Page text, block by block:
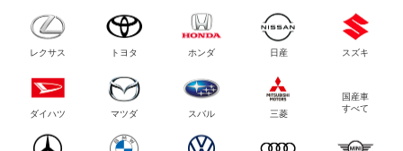
レクサス トヨタ ホンダ 日産 スズキ
ダイハツ マツダ スバル 三菱
国産車
すべて